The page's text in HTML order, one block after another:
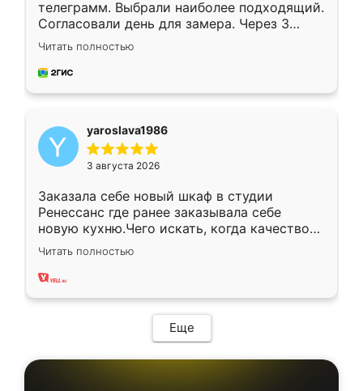
телеграмм. Выбрали наиболее подходящий.
Согласовали день для замера. Через 3
недели кухня была уже готова. Остались
довольны работой. Спасибо Ренессанс
мебель за качественную работу!
Читать полностью
yaroslava1986
3 августа 2026
Заказала себе новый шкаф в студии
Ренессанс где ранее заказывала себе
новую кухню.Чего искать, когда качеством
вполне довольна. Служит кухня уже почти
два года, нареканий нет.
Читать полностью
Еще